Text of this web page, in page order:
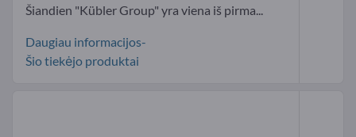
Šiandien "Kübler Group" yra viena iš pirma...
Daugiau informacijos-
Šio tiekėjo produktai